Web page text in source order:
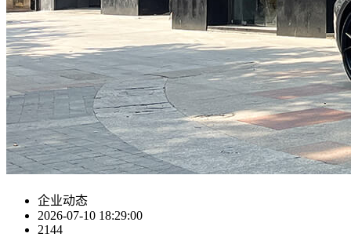
企业动态
2026-07-10 18:29:00
2144